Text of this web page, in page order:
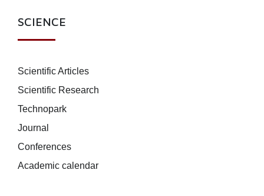
SCIENCE
Scientific Articles
Scientific Research
Technopark
Journal
Conferences
Academic calendar